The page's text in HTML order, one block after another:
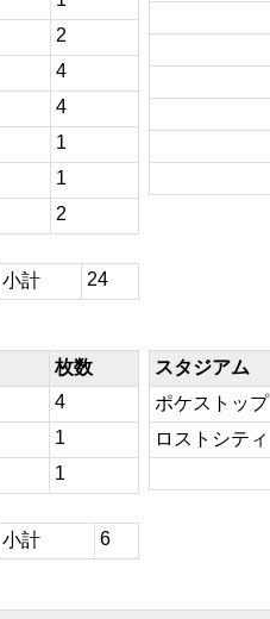
2
4
4
1
1
2
小計 24
枚数
4
1
1
小計 6
スタジアム
ポケストップ
ロストシティ